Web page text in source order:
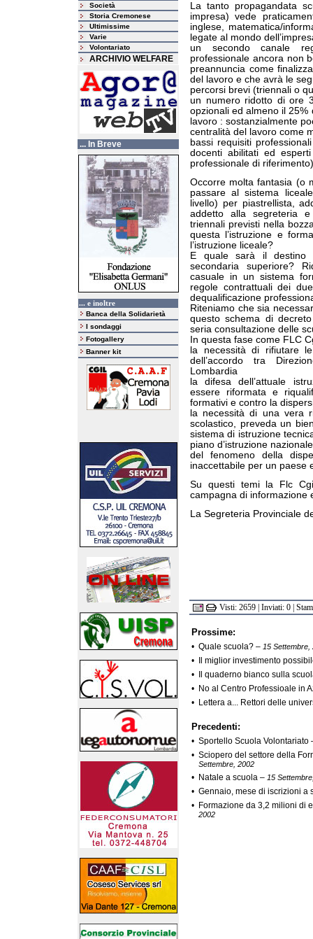
Società
Storia Cremonese
Ultimissime
Varie
Volontariato
ARCHIVIO WELFARE
... In Breve
... e inoltre
Banca della Solidarietà
I sondaggi
Fotogallery
Banner kit
La tanto propagandata
impresa) vede
inglese, matematica/
legate al mondo
un secondo canale
professionale ancora non
preannuncia come
del lavoro e che avrà le
percorsi brevi (triennali o
un numero ridotto di ore
opzionali ed almeno il 25%
lavoro : sostanzialmente
centralità del lavoro come
bassi requisiti
docenti abilitati ed
professionale di
Occorre molta fantasia (o
passare al sistema
livello) per piastrellista,
addetto alla segreteria
triennali previsti nella
questa l’istruzione e
l’istruzione liceale?
E quale sarà il destino
secondaria superiore?
casuale in un sistema
regole contrattuali dei
dequalificazione
Riteniamo che sia
questo schema di
seria consultazione delle
In questa fase come FLC
la necessità di rifiutare le
dell’accordo tra
Lombardia
la difesa dell’attuale
essere riformata e
formativi e contro la
la necessità di una vera
scolastico, preveda un
sistema di istruzione
piano d’istruzione
del fenomeno della
inaccettabile per un paese
Su questi temi la Flc
campagna di informazione
La Segreteria Provinciale
Visti: 2659 | Inviati: 0 |
Prossime:
• Quale scuola? – 15 Settembre,
•
Il miglior investimento
•
Il quaderno bianco sulla
• No al Centro Professioale in
• Lettera a... Rettori delle
Precedenti:
• Sportello Scuola Volontariato
• Sciopero del settore della
Settembre, 2002
• Natale a scuola – 15
• Gennaio, mese di iscrizioni a
• Formazione da 3,2 milioni di
2002